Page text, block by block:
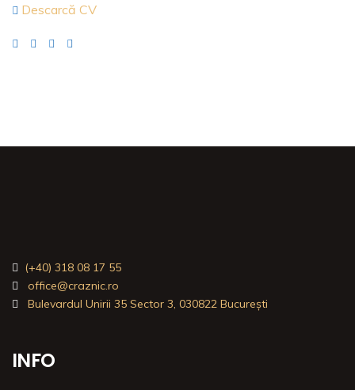
Descarcă CV
(+40) 318 08 17 55
office@craznic.ro
Bulevardul Unirii 35 Sector 3, 030822 București
INFO